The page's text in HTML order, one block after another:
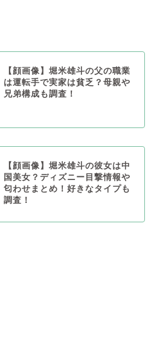
【顔画像】堀米雄斗の父の職業
は運転手で実家は貧乏？母親や
兄弟構成も調査！
【顔画像】堀米雄斗の彼女は中
国美女？ディズニー目撃情報や
匂わせまとめ！好きなタイプも
調査！